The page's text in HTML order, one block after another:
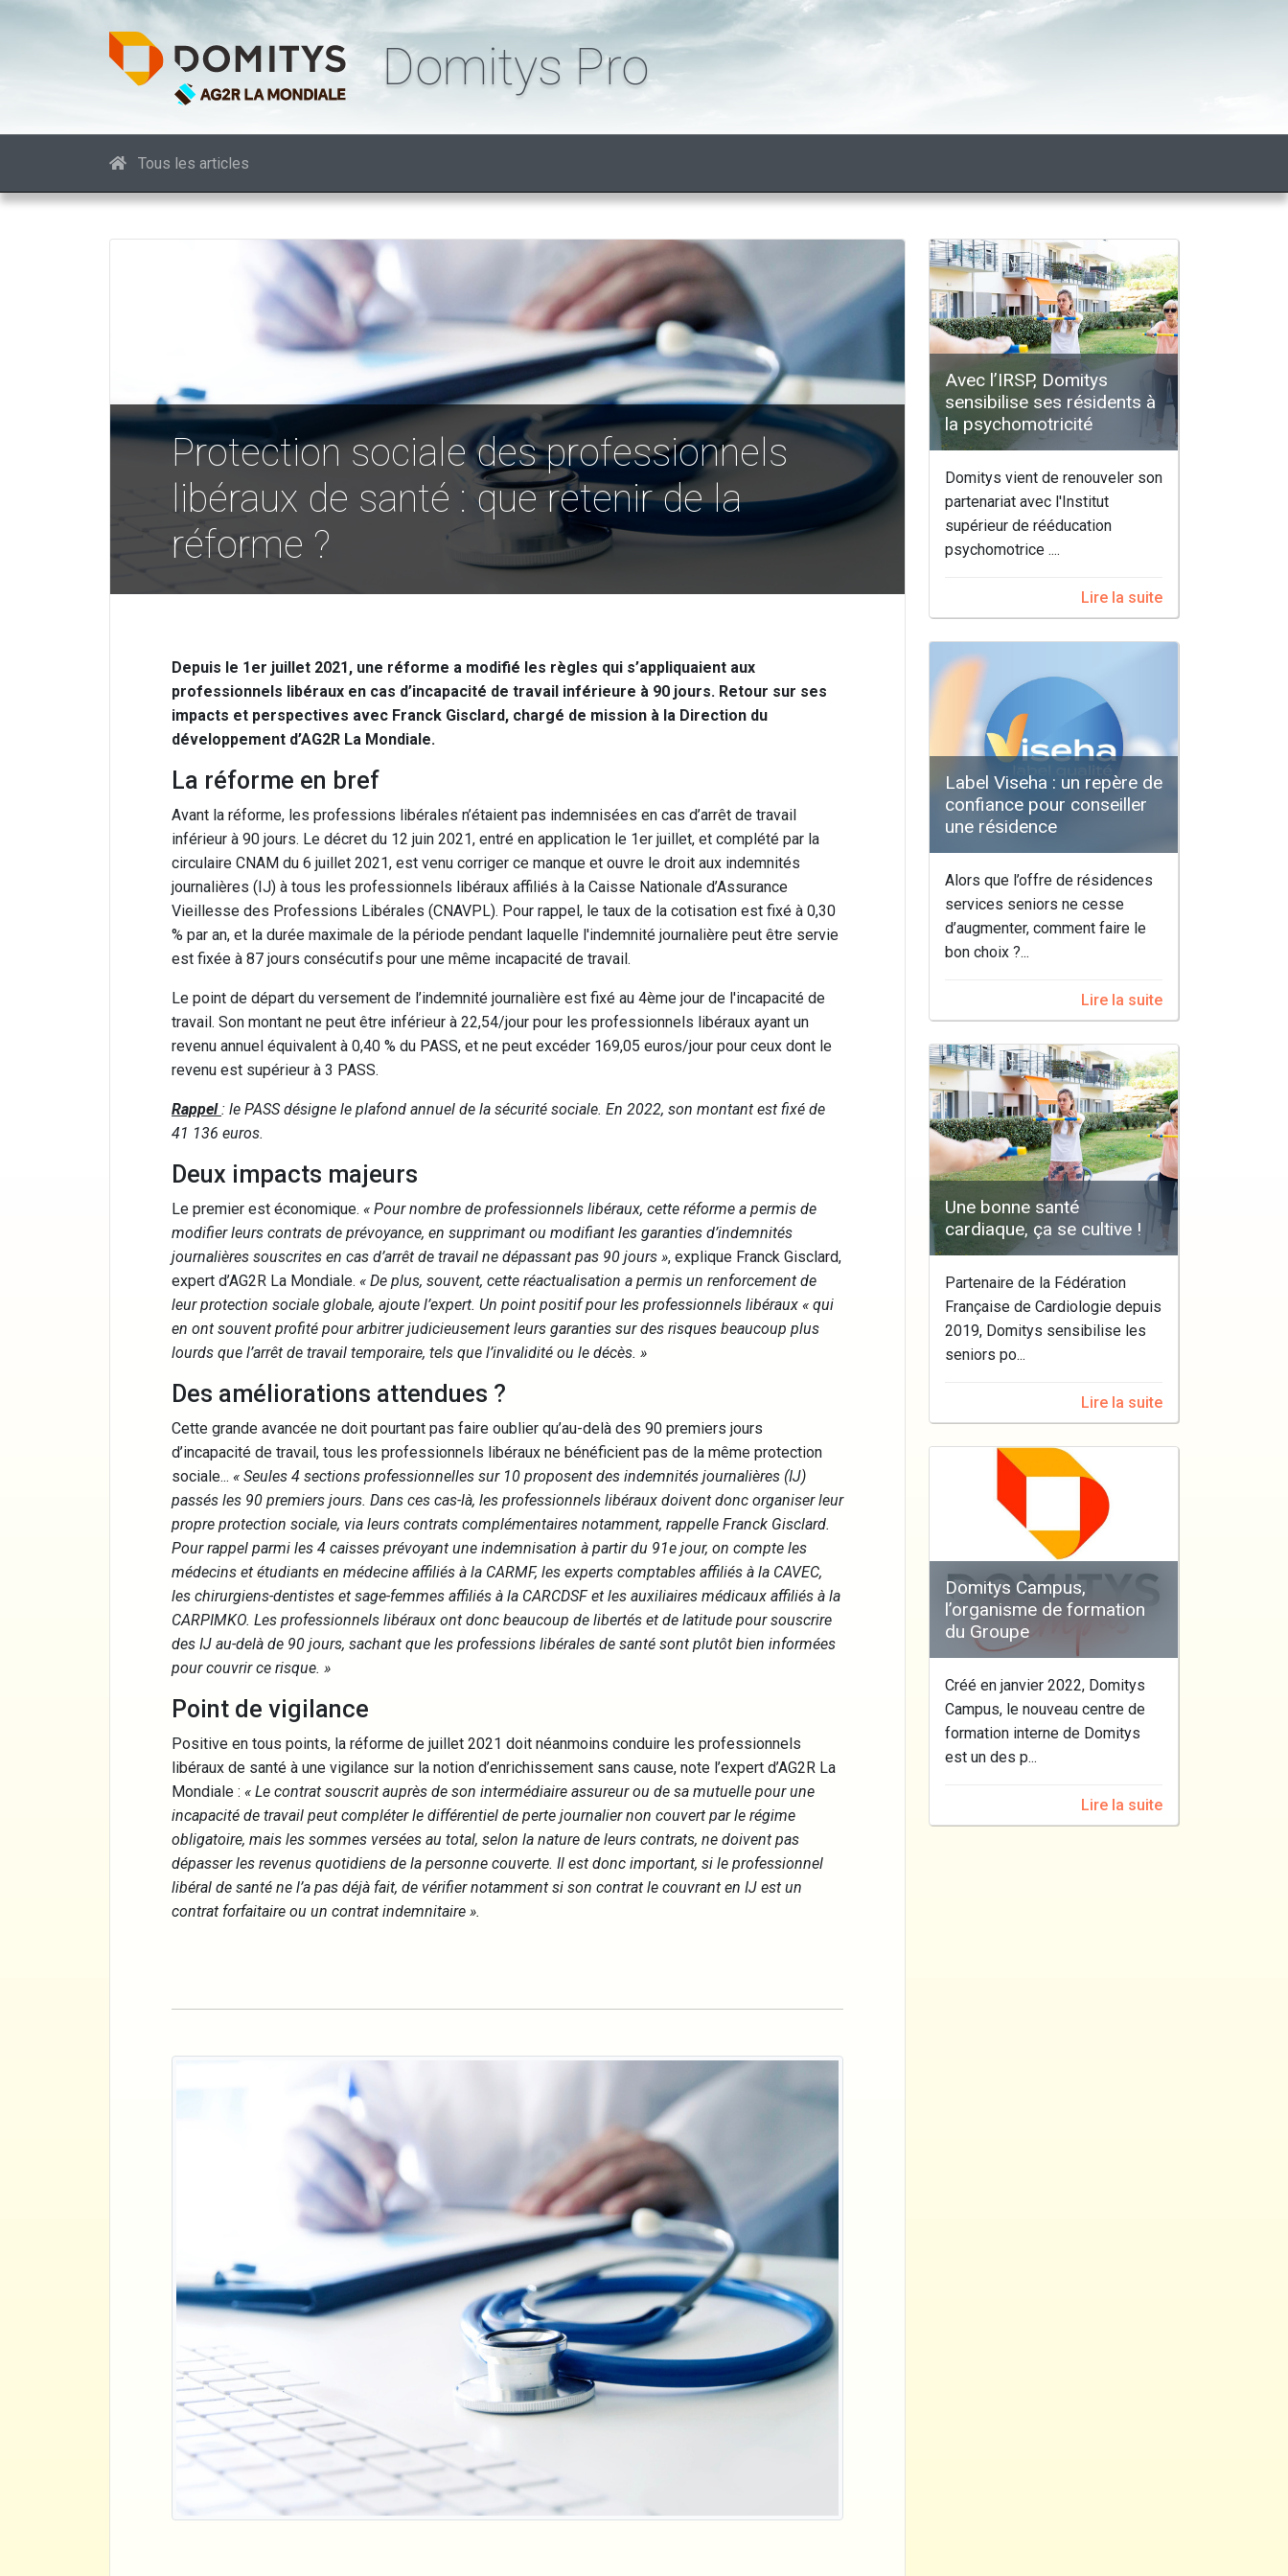
Domitys Pro
Tous les articles
Protection sociale des professionnels
libéraux de santé : que retenir de la
réforme ?
Depuis le 1er juillet 2021, une réforme a modifié les règles qui s’appliquaient aux
professionnels libéraux en cas d’incapacité de travail inférieure à 90 jours. Retour sur ses
impacts et perspectives avec Franck Gisclard, chargé de mission à la Direction du
développement d’AG2R La Mondiale.
La réforme en bref
Avant la réforme, les professions libérales n’étaient pas indemnisées en cas d’arrêt de travail
inférieur à 90 jours. Le décret du 12 juin 2021, entré en application le 1er juillet, et complété par la
circulaire CNAM du 6 juillet 2021, est venu corriger ce manque et ouvre le droit aux indemnités
journalières (IJ) à tous les professionnels libéraux affiliés à la Caisse Nationale d’Assurance
Vieillesse des Professions Libérales (CNAVPL). Pour rappel, le taux de la cotisation est fixé à 0,30
% par an, et la durée maximale de la période pendant laquelle l'indemnité journalière peut être servie
est fixée à 87 jours consécutifs pour une même incapacité de travail.
Le point de départ du versement de l’indemnité journalière est fixé au 4ème jour de l'incapacité de
travail. Son montant ne peut être inférieur à 22,54/jour pour les professionnels libéraux ayant un
revenu annuel équivalent à 0,40 % du PASS, et ne peut excéder 169,05 euros/jour pour ceux dont le
revenu est supérieur à 3 PASS.
Rappel: le PASS désigne le plafond annuel de la sécurité sociale. En 2022, son montant est fixé de
41 136 euros.
Deux impacts majeurs
Le premier est économique. « Pour nombre de professionnels libéraux, cette réforme a permis de
modifier leurs contrats de prévoyance, en supprimant ou modifiant les garanties d’indemnités
journalières souscrites en cas d’arrêt de travail ne dépassant pas 90 jours », explique Franck Gisclard,
expert d’AG2R La Mondiale. « De plus, souvent, cette réactualisation a permis un renforcement de
leur protection sociale globale, ajoute l’expert. Un point positif pour les professionnels libéraux « qui
en ont souvent profité pour arbitrer judicieusement leurs garanties sur des risques beaucoup plus
lourds que l’arrêt de travail temporaire, tels que l’invalidité ou le décès. »
Des améliorations attendues ?
Cette grande avancée ne doit pourtant pas faire oublier qu’au-delà des 90 premiers jours
d’incapacité de travail, tous les professionnels libéraux ne bénéficient pas de la même protection
sociale... « Seules 4 sections professionnelles sur 10 proposent des indemnités journalières (IJ)
passés les 90 premiers jours. Dans ces cas-là, les professionnels libéraux doivent donc organiser leur
propre protection sociale, via leurs contrats complémentaires notamment, rappelle Franck Gisclard.
Pour rappel parmi les 4 caisses prévoyant une indemnisation à partir du 91e jour, on compte les
médecins et étudiants en médecine affiliés à la CARMF, les experts comptables affiliés à la CAVEC,
les chirurgiens-dentistes et sage-femmes affiliés à la CARCDSF et les auxiliaires médicaux affiliés à la
CARPIMKO. Les professionnels libéraux ont donc beaucoup de libertés et de latitude pour souscrire
des IJ au-delà de 90 jours, sachant que les professions libérales de santé sont plutôt bien informées
pour couvrir ce risque. »
Point de vigilance
Positive en tous points, la réforme de juillet 2021 doit néanmoins conduire les professionnels
libéraux de santé à une vigilance sur la notion d’enrichissement sans cause, note l’expert d’AG2R La
Mondiale : « Le contrat souscrit auprès de son intermédiaire assureur ou de sa mutuelle pour une
incapacité de travail peut compléter le différentiel de perte journalier non couvert par le régime
obligatoire, mais les sommes versées au total, selon la nature de leurs contrats, ne doivent pas
dépasser les revenus quotidiens de la personne couverte. Il est donc important, si le professionnel
libéral de santé ne l’a pas déjà fait, de vérifier notamment si son contrat le couvrant en IJ est un
contrat forfaitaire ou un contrat indemnitaire ».
Avec l’IRSP, Domitys
sensibilise ses résidents à
la psychomotricité
Domitys vient de renouveler son
partenariat avec l'Institut
supérieur de rééducation
psychomotrice ....
Lire la suite
Label Viseha : un repère de
confiance pour conseiller
une résidence
Alors que l’offre de résidences
services seniors ne cesse
d’augmenter, comment faire le
bon choix ?...
Lire la suite
Une bonne santé
cardiaque, ça se cultive !
Partenaire de la Fédération
Française de Cardiologie depuis
2019, Domitys sensibilise les
seniors po...
Lire la suite
Domitys Campus,
l’organisme de formation
du Groupe
Créé en janvier 2022, Domitys
Campus, le nouveau centre de
formation interne de Domitys
est un des p...
Lire la suite